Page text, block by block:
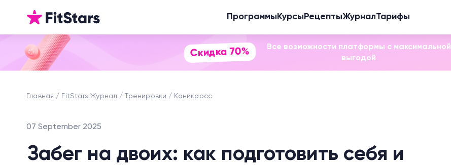
Программы Курсы РецептыЖурналТарифы
Скидка 70%
Все возможности платформы с максимальной
выгодой
Главная FitStars Журнал Тренировки Каникросс
07 September 2025
Забег на двоих: как подготовить себя и